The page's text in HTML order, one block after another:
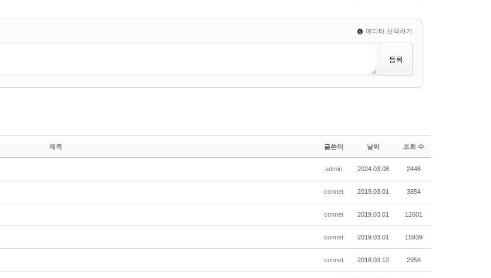
에디터 선택하기
제목 글쓴이 날짜 조회 수
admin 2024.03.08 2448
connet 2019.03.01 3854
connet 2019.03.01 12601
connet 2019.03.01 15939
connet 2018.03.12 2956